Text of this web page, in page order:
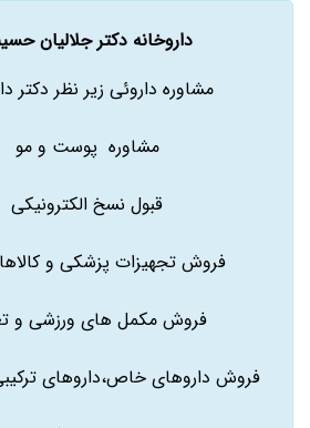
داروخانه دکتر جلالیان
مشاوره داروئی زیر نظر دکتر
مشاوره پوست و مو
قبول نسخ الکترونیکی
فروش تجهیزات پزشکی و
فروش مکمل های ورزشی و
فروش داروهای خاص،داروهای